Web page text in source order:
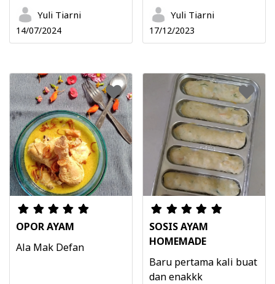
Yuli Tiarni
14/07/2024
Yuli Tiarni
17/12/2023
OPOR AYAM
Ala Mak Defan
SOSIS AYAM
HOMEMADE
Baru pertama kali buat
dan enakkk